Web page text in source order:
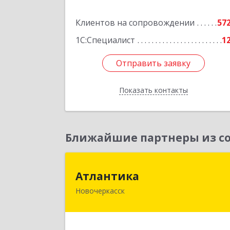
Клиентов на сопровождении
1С:Специалист
Отправить заявку
Показать контакты
Отправить заявку
Назад
Ближайшие партнеры из
Атлантика
Новочеркасск
346428, Ростовская обл, Новочеркасск